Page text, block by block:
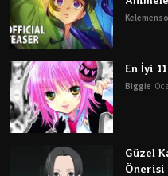
En İyi
Biggie
Güzel
Önerisi